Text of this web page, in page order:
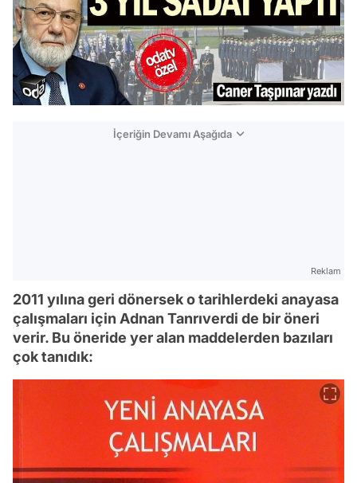
İçeriğin Devamı Aşağıda
Reklam
2011 yılına geri dönersek o tarihlerdeki anayasa
çalışmaları için Adnan Tanrıverdi de bir öneri
verir. Bu öneride yer alan maddelerden bazıları
çok tanıdık: